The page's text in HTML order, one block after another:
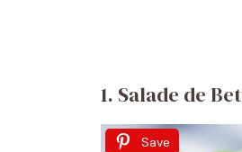
1. Salade de
Save